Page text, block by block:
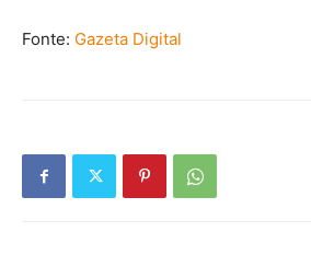
Fonte: Gazeta Digital